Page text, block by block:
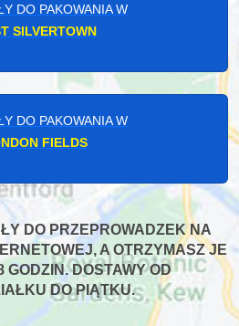
DO PAKOWANIA W
SILVERTOWN
DO PAKOWANIA W
FIELDS
DO PRZEPROWADZEK NA
A OTRZYMASZ JE
GODZIN. DOSTAWY OD
DO PIĄTKU.